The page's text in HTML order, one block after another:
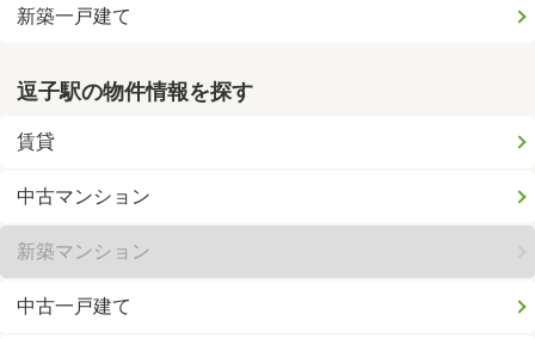
新築一戸建て
逗子駅の物件情報を探す
賃貸
中古マンション
新築マンション
中古一戸建て